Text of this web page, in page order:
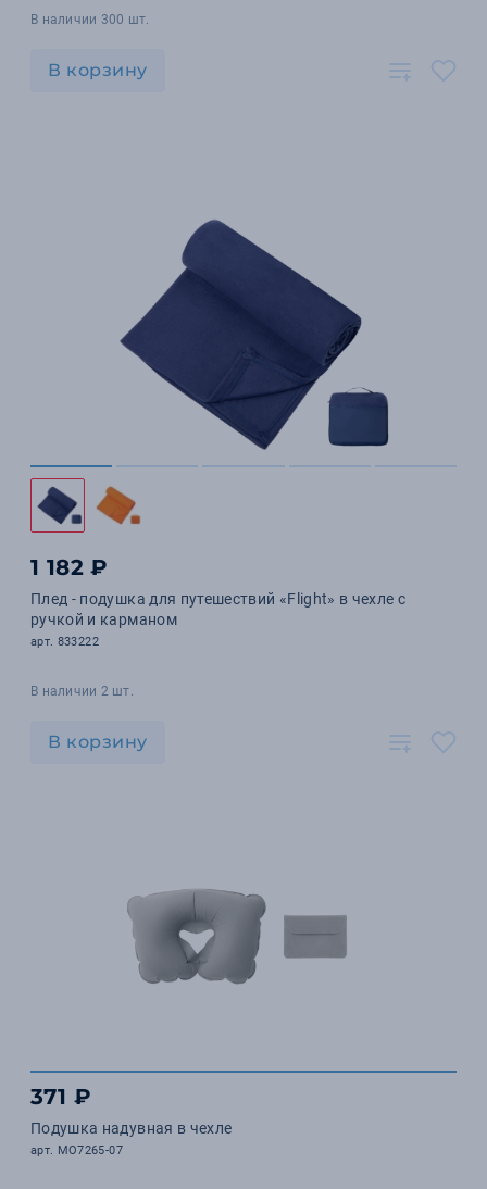
В наличии 300 шт.
В корзину
1 182 ₽
Плед - подушка для путешествий «Flight» в чехле с
ручкой и карманом
арт. 833222
В наличии 2 шт.
В корзину
371 ₽
Подушка надувная в чехле
арт. MO7265-07